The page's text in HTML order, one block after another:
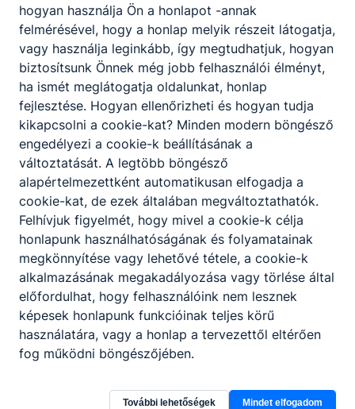
Nemzeti
Szakképzési és
Felnőttképzési
Hivatal
IKK Innovatív
Képzéstámogató
Központ
hogyan használja Ön a honlapot -annak
felmérésével, hogy a honlap melyik részeit látogatja,
vagy használja leginkább, így megtudhatjuk, hogyan
biztosítsunk Önnek még jobb felhasználói élményt,
ha ismét meglátogatja oldalunkat, honlap
fejlesztése. Hogyan ellenőrizheti és hogyan tudja
kikapcsolni a cookie-kat? Minden modern böngésző
engedélyezi a cookie-k beállításának a
változtatását. A legtöbb böngésző
alapértelmezettként automatikusan elfogadja a
cookie-kat, de ezek általában megváltoztathatók.
Felhívjuk figyelmét, hogy mivel a cookie-k célja
honlapunk használhatóságának és folyamatainak
megkönnyítése vagy lehetővé tétele, a cookie-k
alkalmazásának megakadályozása vagy törlése által
előfordulhat, hogy felhasználóink nem lesznek
képesek honlapunk funkcióinak teljes körű
használatára, vagy a honlap a tervezettől eltérően
fog működni böngészőjében.
További lehetőségek Mindet elfogadom